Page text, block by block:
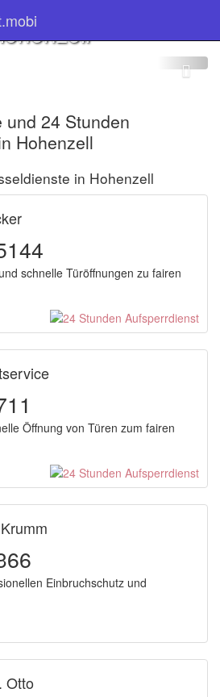
24 Stunden
Hohenzell
in Hohenzell
schnelle Türöffnungen zu fairen
Öffnung von Türen zum fairen
Einbruchschutz und
Otto